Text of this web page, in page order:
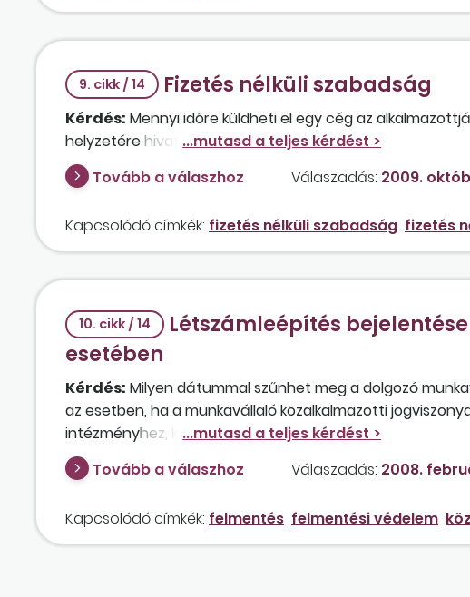
9. cikk / 14 Fizetés nélküli szabadság
Kérdés: Mennyi időre küldheti el egy cég az
helyzetére hivatkozva, és kell-e ehhez a dolgozó
Tovább a válaszhoz
Válaszadás: 2009.
Kapcsolódó címkék: fizetés nélküli szabadság fizetés
10. cikk / 14
Létszámleépítés
esetében
Kérdés: Milyen dátummal szűnhet meg a dolgozó
az esetben, ha a munkavállaló közalkalmazotti
intézményhez, két gyermeket szült, 2002. április 18-án és
táppénzen volt, és jelenleg GYES-ben részesül?
Tovább a válaszhoz Válaszadás: 2008.
Kapcsolódó címkék: felmentés felmentési védelem